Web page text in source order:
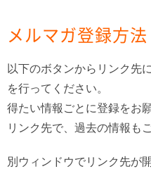
メルマガ登録方法
以下のボタンからリンク先
を行ってください。
得たい情報ごとに登録をお
リンク先で、過去の情報も
別ウィンドウでリンク先が